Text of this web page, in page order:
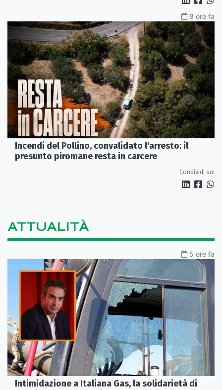
8 ore fa
Incendi del Pollino, convalidato l'arresto: il
presunto piromane resta in carcere
Condividi su:
ATTUALITÀ
5 ore fa
Intimidazione a Italiana Gas, la solidarietà di